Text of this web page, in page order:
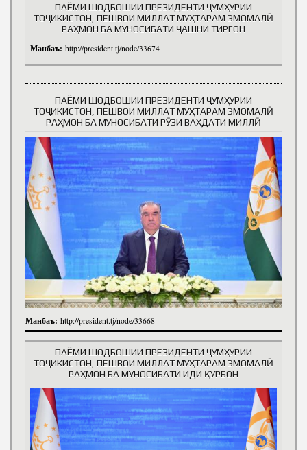
ПАЁМИ ШОДБОШИИ ПРЕЗИДЕНТИ ҶУМҲУРИИ
ТОҶИКИСТОН, ПЕШВОИ МИЛЛАТ МУҲТАРАМ ЭМОМАЛӢ
РАҲМОН БА МУНОСИБАТИ ҶАШНИ ТИРГОН
Манбаъ: http://president.tj/node/33674
ПАЁМИ ШОДБОШИИ ПРЕЗИДЕНТИ ҶУМҲУРИИ
ТОҶИКИСТОН, ПЕШВОИ МИЛЛАТ МУҲТАРАМ ЭМОМАЛӢ
РАҲМОН БА МУНОСИБАТИ РӮЗИ ВАҲДАТИ МИЛЛӢ
Манбаъ: http://president.tj/node/33668
ПАЁМИ ШОДБОШИИ ПРЕЗИДЕНТИ ҶУМҲУРИИ
ТОҶИКИСТОН, ПЕШВОИ МИЛЛАТ МУҲТАРАМ ЭМОМАЛӢ
РАҲМОН БА МУНОСИБАТИ ИДИ ҚУРБОН